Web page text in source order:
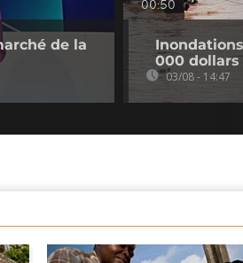
de la
00:50
000 dollars
03/08 - 14:47